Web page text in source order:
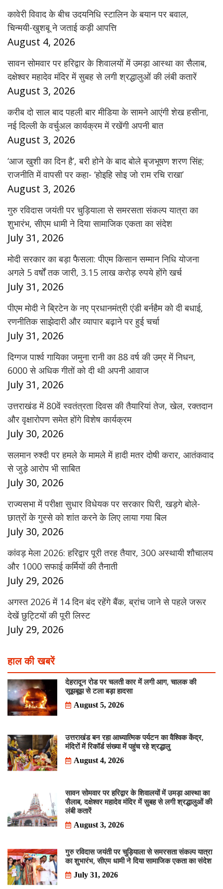
कावेरी विवाद के बीच उदयनिधि स्टालिन के बयान पर बवाल,
चिन्मयी-खुशबू ने जताई कड़ी आपत्ति
August 4, 2026
सावन सोमवार पर हरिद्वार के शिवालयों में उमड़ा आस्था का सैलाब,
दक्षेश्वर महादेव मंदिर में सुबह से लगी श्रद्धालुओं की लंबी कतारें
August 3, 2026
करीब दो साल बाद पहली बार मीडिया के सामने आएंगी शेख हसीना,
नई दिल्ली के वर्चुअल कार्यक्रम में रखेंगी अपनी बात
August 3, 2026
‘आज खुशी का दिन है’, बरी होने के बाद बोले बृजभूषण शरण सिंह;
राजनीति में वापसी पर कहा- ‘होइहि सोइ जो राम रचि राखा’
August 3, 2026
गुरु रविदास जयंती पर चुड़ियाला से समरसता संकल्प यात्रा का
शुभारंभ, सीएम धामी ने दिया सामाजिक एकता का संदेश
July 31, 2026
मोदी सरकार का बड़ा फैसला: पीएम किसान सम्मान निधि योजना
अगले 5 वर्षों तक जारी, 3.15 लाख करोड़ रुपये होंगे खर्च
July 31, 2026
पीएम मोदी ने ब्रिटेन के नए प्रधानमंत्री एंडी बर्नहैम को दी बधाई,
रणनीतिक साझेदारी और व्यापार बढ़ाने पर हुई चर्चा
July 31, 2026
दिग्गज पार्श्व गायिका जमुना रानी का 88 वर्ष की उम्र में निधन,
6000 से अधिक गीतों को दी थी अपनी आवाज
July 31, 2026
उत्तराखंड में 80वें स्वतंत्रता दिवस की तैयारियां तेज, खेल, रक्तदान
और वृक्षारोपण समेत होंगे विशेष कार्यक्रम
July 30, 2026
सलमान रुश्दी पर हमले के मामले में हादी मतर दोषी करार, आतंकवाद
से जुड़े आरोप भी साबित
July 30, 2026
राज्यसभा में परीक्षा सुधार विधेयक पर सरकार घिरी, खड़गे बोले-
छात्रों के गुस्से को शांत करने के लिए लाया गया बिल
July 30, 2026
कांवड़ मेला 2026: हरिद्वार पूरी तरह तैयार, 300 अस्थायी शौचालय
और 1000 सफाई कर्मियों की तैनाती
July 29, 2026
अगस्त 2026 में 14 दिन बंद रहेंगे बैंक, ब्रांच जाने से पहले जरूर
देखें छुट्टियों की पूरी लिस्ट
July 29, 2026
हाल की खबरें
देहरादून रोड पर चलती कार में लगी आग, चालक की
सूझबूझ से टला बड़ा हादसा
August 5, 2026
उत्तराखंड बन रहा आध्यात्मिक पर्यटन का वैश्विक केंद्र,
मंदिरों में रिकॉर्ड संख्या में पहुंच रहे श्रद्धालु
August 4, 2026
सावन सोमवार पर हरिद्वार के शिवालयों में उमड़ा आस्था का
सैलाब, दक्षेश्वर महादेव मंदिर में सुबह से लगी श्रद्धालुओं की
लंबी कतारें
August 3, 2026
गुरु रविदास जयंती पर चुड़ियाला से समरसता संकल्प यात्रा
का शुभारंभ, सीएम धामी ने दिया सामाजिक एकता का संदेश
July 31, 2026